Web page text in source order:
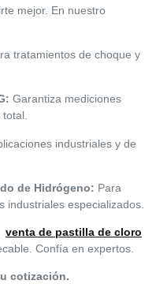
mejor. En nuestro
tratamientos de choque y
Garantiza mediciones
total.
industriales y de
de Hidrógeno: Para
industriales especializados.
venta de pastilla de cloro
Confía en expertos.
cotización.